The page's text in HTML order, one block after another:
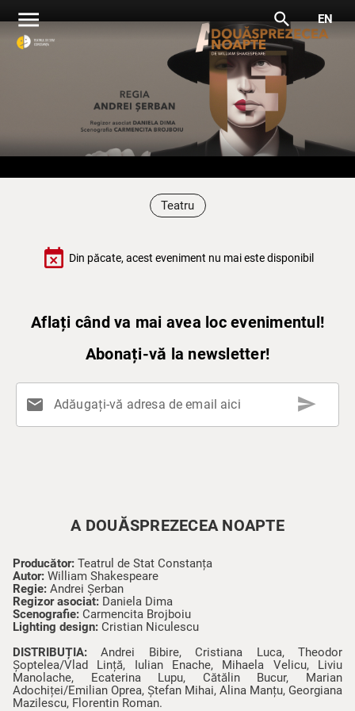
menu search EN
Teatru
event_busy Din păcate, acest eveniment nu mai este disponibil
Aflați când va mai avea loc evenimentul!
Abonați-vă la newsletter!
mail Adăugați-vă adresa de email aici send
A DOUĂSPREZECEA NOAPTE
Producător: Teatrul de Stat Constanța
Autor: William Shakespeare
Regie: Andrei Șerban
Regizor asociat: Daniela Dima
Scenografie: Carmencita Brojboiu
Lighting design: Cristian Niculescu
DISTRIBUȚIA: Andrei Bibire, Cristiana Luca, Theodor
Șoptelea/Vlad Lință, Iulian Enache, Mihaela Velicu, Liviu
Manolache, Ecaterina Lupu, Cătălin Bucur, Marian
Adochiței/Emilian Oprea, Ștefan Mihai, Alina Manțu, Georgiana
Mazilescu, Florentin Roman.